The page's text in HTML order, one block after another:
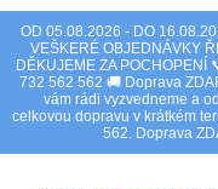
OD 05.08.2026 - DO
VEŠKERÉ OBJEDNÁVKY
DĚKUJEME ZA POCHOPENÍ
732 562 562 🚚 Doprava
vám rádi vyzvedneme a
celkovou dopravu v krátkém
562. Doprava